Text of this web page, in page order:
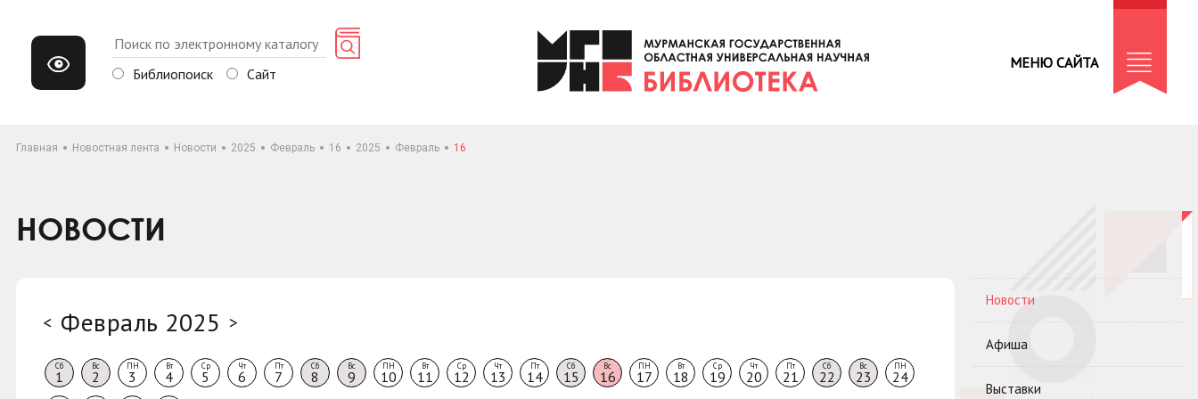
Библиопоиск Сайт
МЕНЮ САЙТА
Главная Новостная лента Новости 2025 Февраль 16 2025 Февраль 16
НОВОСТИ
< Февраль 2025 >
Сб
1
Вс
2
ПН
3
Вт
4
Ср
5
Чт
6
Пт
7
Сб
8
Вс
9
ПН
10
Вт
11
Ср
12
Чт
13
Пт
14
Сб
15
Вс
16
ПН
17
Вт
18
Ср
19
Чт
20
Пт
21
Сб
22
Вс
23
ПН
24
Новости
Афиша
Выставки